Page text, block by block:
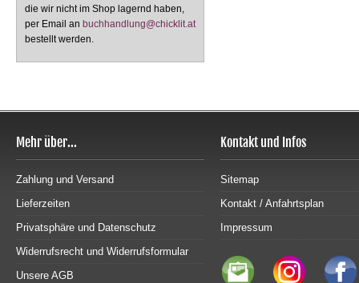
die wir nicht im Shop lagernd haben,
per Email an buchhandlung@chicklit.at
bestellt werden.
Mehr über...
Zahlung und Versand
Lieferzeiten
Privatsphäre und Datenschutz
Widerrufsrecht und Widerrufsformular
Unsere AGB
Kontakt und Infos
Sitemap
Kontakt / Anfahrtsplan
Impressum